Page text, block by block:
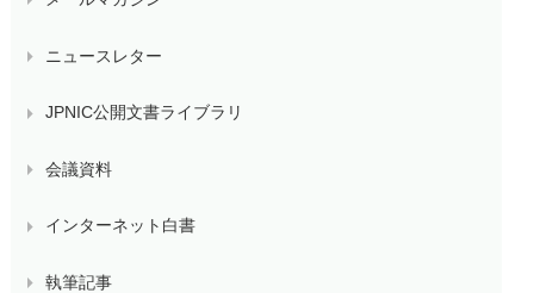
ニュースレター
JPNIC公開文書ライブラリ
会議資料
インターネット白書
執筆記事